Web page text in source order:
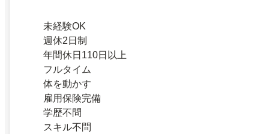
未経験OK
週休2日制
年間休日110日以上
フルタイム
体を動かす
雇用保険完備
学歴不問
スキル不問